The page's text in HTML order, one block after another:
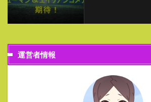
運営者情報